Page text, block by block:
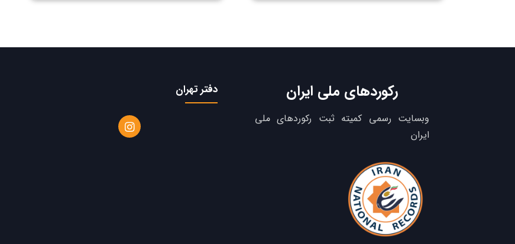
رکوردهای ملی ایران
وبسایت رسمی کمیته ثبت رکوردهای ملی
ایران
دفتر تهران